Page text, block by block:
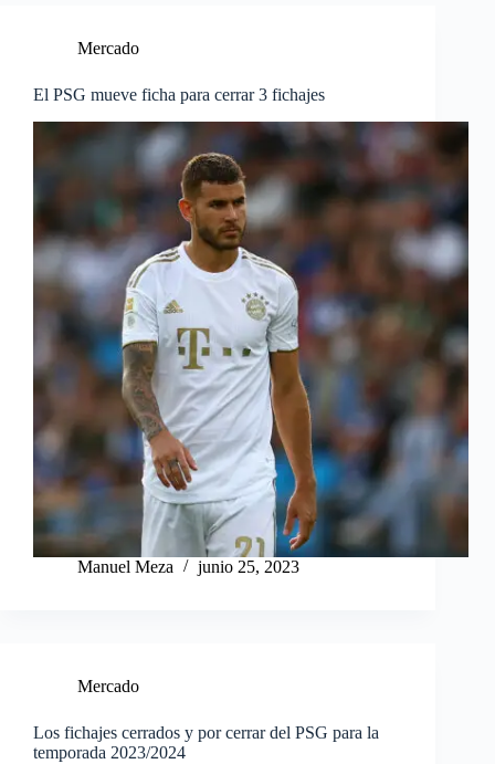
Mercado
El PSG mueve ficha para cerrar 3 fichajes
Manuel Meza junio 25, 2023
Mercado
Los fichajes cerrados y por cerrar del PSG para la
temporada 2023/2024